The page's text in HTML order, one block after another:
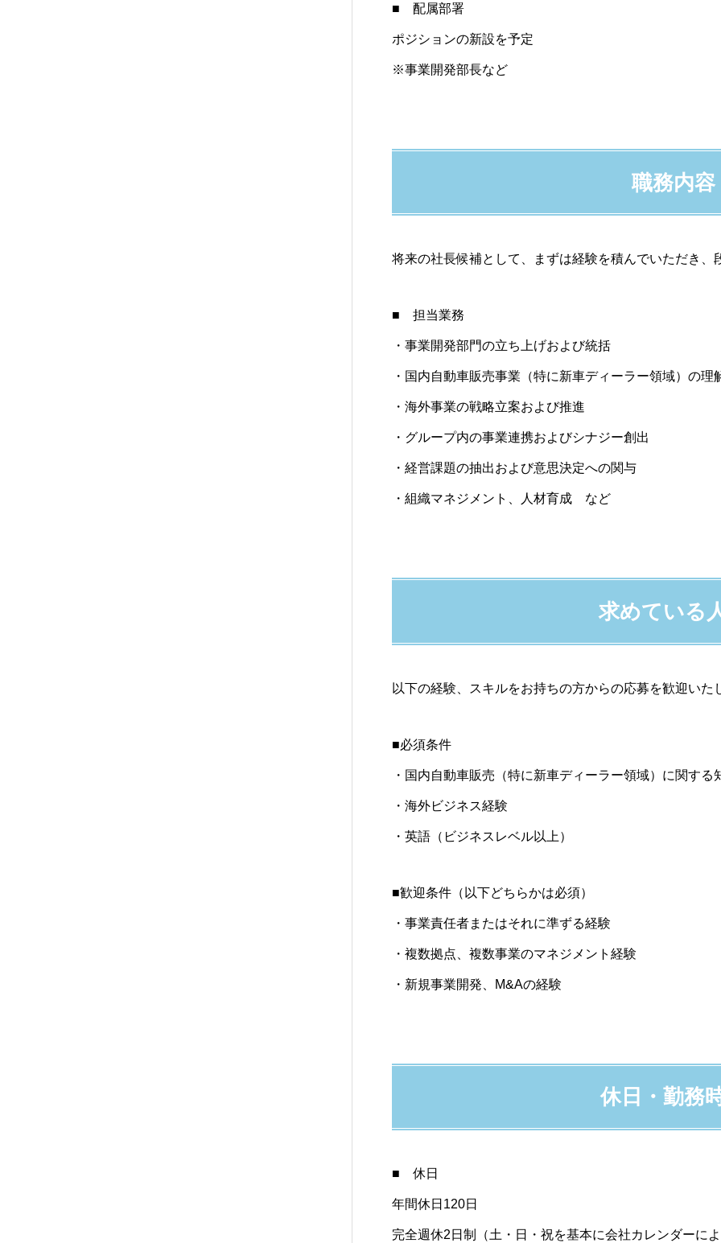
■ 配属部署
ポジションの新設を予定
※事業開発部長など
職務内容
将来の社長候補として、まずは経験を積んでいただき
■ 担当業務
・事業開発部門の立ち上げおよび統括
・国内自動車販売事業（特に新車ディーラー領域）の理
・海外事業の戦略立案および推進
・グループ内の事業連携およびシナジー創出
・経営課題の抽出および意思決定への関与
・組織マネジメント、人材育成 など
求めている
以下の経験、スキルをお持ちの方からの応募を歓迎いた
■必須条件
・国内自動車販売（特に新車ディーラー領域）に関する
・海外ビジネス経験
・英語（ビジネスレベル以上）
■歓迎条件（以下どちらかは必須）
・事業責任者またはそれに準ずる経験
・複数拠点、複数事業のマネジメント経験
・新規事業開発、M&Aの経験
休日・勤務
■ 休日
年間休日120日
完全週休2日制（土・日・祝を基本に会社カレンダーに